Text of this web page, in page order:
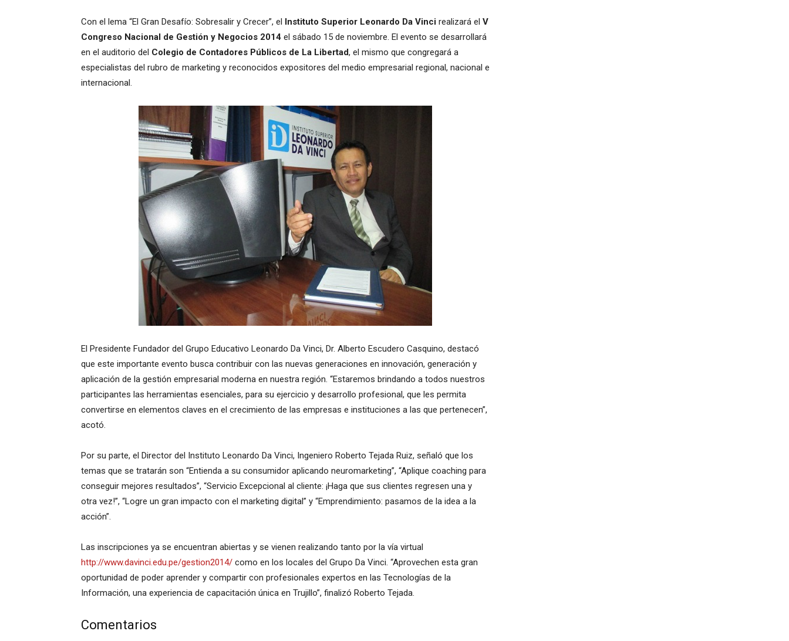
Con el lema “El Gran Desafío: Sobresalir y Crecer”, el Instituto Superior Leonardo Da Vinci realizará el V
Congreso Nacional de Gestión y Negocios 2014 el sábado 15 de noviembre. El evento se desarrollará
en el auditorio del Colegio de Contadores Públicos de La Libertad, el mismo que congregará a
especialistas del rubro de marketing y reconocidos expositores del medio empresarial regional, nacional e
internacional.
El Presidente Fundador del Grupo Educativo Leonardo Da Vinci, Dr. Alberto Escudero Casquino, destacó
que este importante evento busca contribuir con las nuevas generaciones en innovación, generación y
aplicación de la gestión empresarial moderna en nuestra región. “Estaremos brindando a todos nuestros
participantes las herramientas esenciales, para su ejercicio y desarrollo profesional, que les permita
convertirse en elementos claves en el crecimiento de las empresas e instituciones a las que pertenecen”,
acotó.
Por su parte, el Director del Instituto Leonardo Da Vinci, Ingeniero Roberto Tejada Ruiz, señaló que los
temas que se tratarán son “Entienda a su consumidor aplicando neuromarketing”, “Aplique coaching para
conseguir mejores resultados”, “Servicio Excepcional al cliente: ¡Haga que sus clientes regresen una y
otra vez!”, “Logre un gran impacto con el marketing digital” y “Emprendimiento: pasamos de la idea a la
acción”.
Las inscripciones ya se encuentran abiertas y se vienen realizando tanto por la vía virtual
http://www.davinci.edu.pe/gestion2014/ como en los locales del Grupo Da Vinci. “Aprovechen esta gran
oportunidad de poder aprender y compartir con profesionales expertos en las Tecnologías de la
Información, una experiencia de capacitación única en Trujillo”, finalizó Roberto Tejada.
Comentarios